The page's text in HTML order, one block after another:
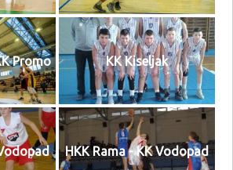
Promo KK Kiseljak
HKK Rama - KK Vodopad